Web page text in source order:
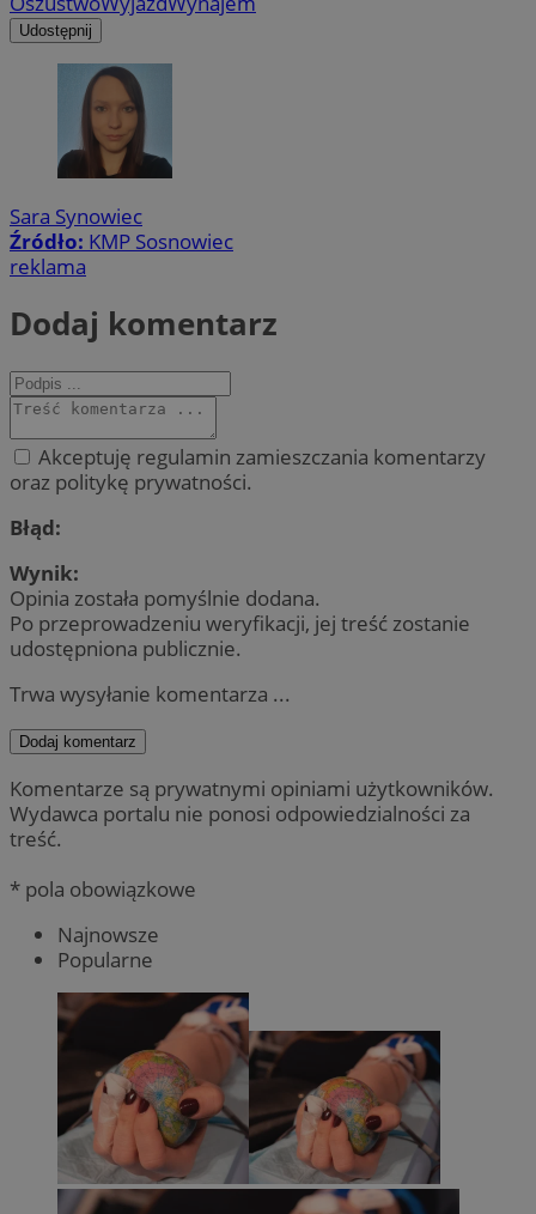
Udostępnij
Sara Synowiec
Źródło: KMP Sosnowiec
reklama
Dodaj komentarz
Akceptuję regulamin zamieszczania komentarzy
oraz politykę prywatności.
Błąd:
Wynik:
Opinia została pomyślnie dodana.
Po przeprowadzeniu weryfikacji, jej treść zostanie
udostępniona publicznie.
Trwa wysyłanie komentarza ...
Dodaj komentarz
Komentarze są prywatnymi opiniami użytkowników.
Wydawca portalu nie ponosi odpowiedzialności za
treść.
* pola obowiązkowe
Najnowsze
Popularne